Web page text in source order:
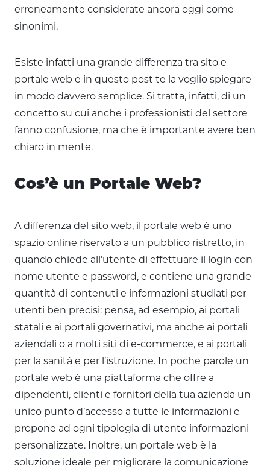
erroneamente considerate ancora oggi come
sinonimi.
Esiste infatti una grande differenza tra sito e
portale web e in questo post te la voglio spiegare
in modo davvero semplice. Si tratta, infatti, di un
concetto su cui anche i professionisti del settore
fanno confusione, ma che è importante avere ben
chiaro in mente.
Cos’è un Portale Web?
A differenza del sito web, il portale web è uno
spazio online riservato a un pubblico ristretto, in
quando chiede all’utente di effettuare il login con
nome utente e password, e contiene una grande
quantità di contenuti e informazioni studiati per
utenti ben precisi: pensa, ad esempio, ai portali
statali e ai portali governativi, ma anche ai portali
aziendali o a molti siti di e-commerce, e ai portali
per la sanità e per l’istruzione. In poche parole un
portale web è una piattaforma che offre a
dipendenti, clienti e fornitori della tua azienda un
unico punto d’accesso a tutte le informazioni e
propone ad ogni tipologia di utente informazioni
personalizzate. Inoltre, un portale web è la
soluzione ideale per migliorare la comunicazione